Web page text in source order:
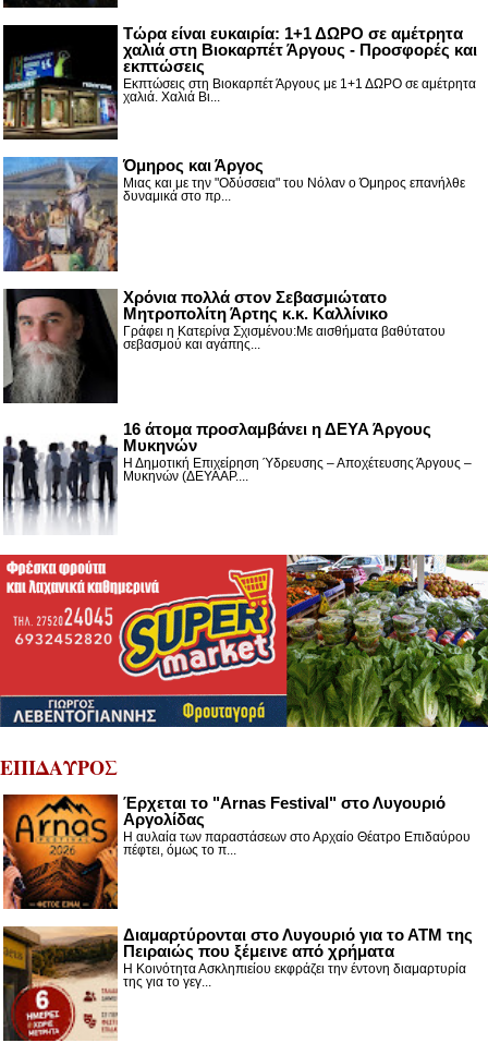
Τώρα είναι ευκαιρία: 1+1 ΔΩΡΟ σε αμέτρητα
χαλιά στη Βιοκαρπέτ Άργους - Προσφορές και
εκπτώσεις
Εκπτώσεις στη Βιοκαρπέτ Άργους με 1+1 ΔΩΡΟ σε αμέτρητα
χαλιά. Χαλιά Βι...
Όμηρος και Άργος
Μιας και με την "Οδύσσεια" του Νόλαν ο Όμηρος επανήλθε
δυναμικά στο πρ...
Χρόνια πολλά στον Σεβασμιώτατο
Μητροπολίτη Άρτης κ.κ. Καλλίνικο
Γράφει η Κατερίνα Σχισμένου:Με αισθήματα βαθύτατου
σεβασμού και αγάπης...
16 άτομα προσλαμβάνει η ΔΕΥΑ Άργους
Μυκηνών
Η Δημοτική Επιχείρηση Ύδρευσης – Αποχέτευσης Άργους –
Μυκηνών (ΔΕΥΑΑΡ....
ΕΠΙΔΑΥΡΟΣ
Έρχεται το "Arnas Festival" στο Λυγουριό
Αργολίδας
Η αυλαία των παραστάσεων στο Αρχαίο Θέατρο Επιδαύρου
πέφτει, όμως το π...
Διαμαρτύρονται στο Λυγουριό για το ΑΤΜ της
Πειραιώς που ξέμεινε από χρήματα
Η Κοινότητα Ασκληπιείου εκφράζει την έντονη διαμαρτυρία
της για το γεγ...